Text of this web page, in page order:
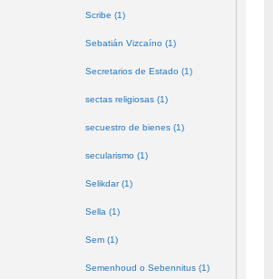
Scribe (1)
Sebatián Vizcaíno (1)
Secretarios de Estado (1)
sectas religiosas (1)
secuestro de bienes (1)
secularismo (1)
Selikdar (1)
Sella (1)
Sem (1)
Semenhoud o Sebennitus (1)